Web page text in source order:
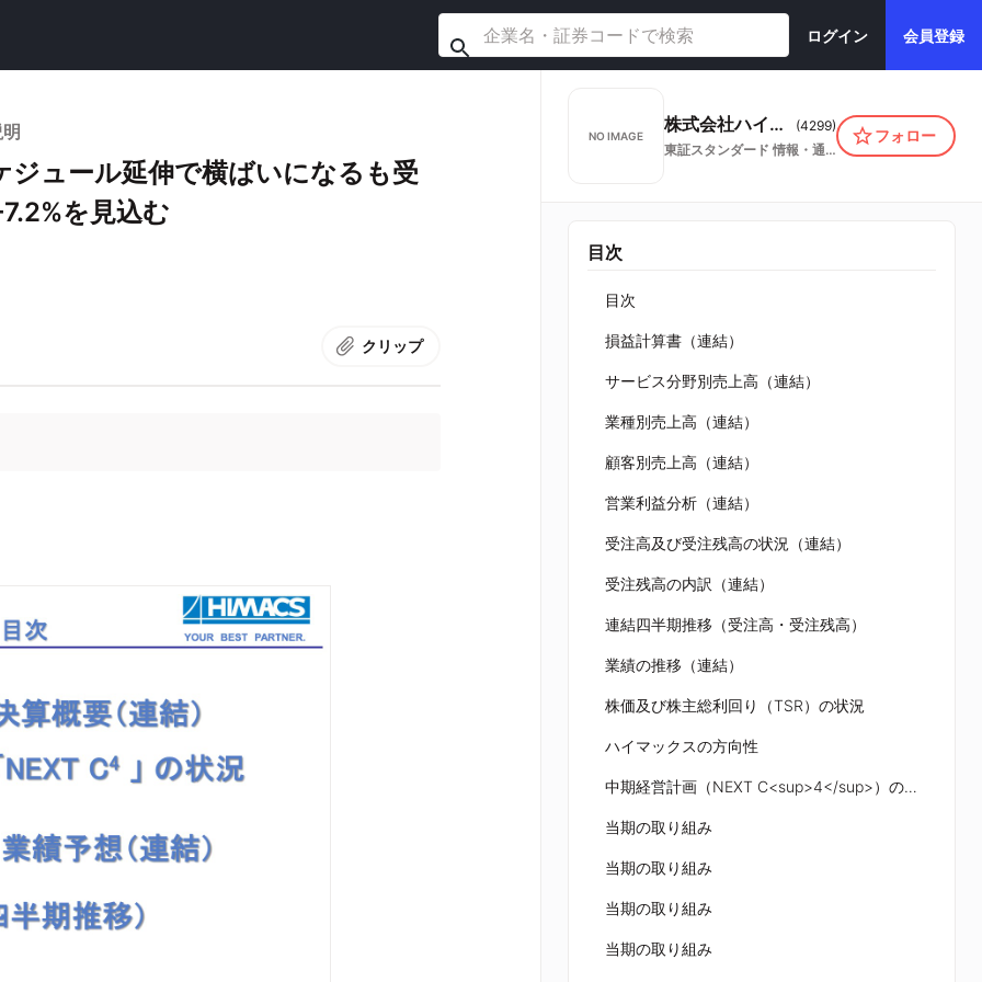
ログイン 会員登録
ュール延伸で横ばいになるも受
を見込む
クリップ
NO IMAGE
株式会社ハイマックス (4299)
東証スタンダード 情報・通信業
フォロー
目次
目次
損益計算書（連結）
サービス分野別売上高（連結）
業種別売上高（連結）
顧客別売上高（連結）
営業利益分析（連結）
受注高及び受注残高の状況（連結）
受注残高の内訳（連結）
連結四半期推移（受注高・受注残高）
業績の推移（連結）
株価及び株主総利回り（TSR）の状況
ハイマックスの方向性
中期経営計画（NEXT C<sup>4</sup>）の概要
当期の取り組み
当期の取り組み
当期の取り組み
当期の取り組み